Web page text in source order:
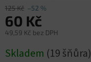
125 Kč –52 %
60 Kč
49,59 Kč bez DPH
cena:
Skladem (19 šňůra)